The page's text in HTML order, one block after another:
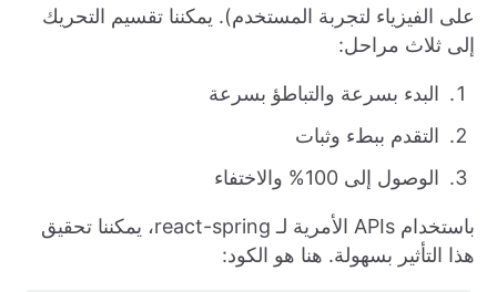
على الفيزياء لتجربة المستخدم). يمكننا تقسيم التحريك
إلى ثلاث مراحل:
البدء بسرعة والتباطؤ بسرعة
التقدم ببطء وثبات
الوصول إلى 100% والاختفاء
باستخدام APIs الأمرية لـ react-spring، يمكننا تحقيق
هذا التأثير بسهولة. هنا هو الكود: